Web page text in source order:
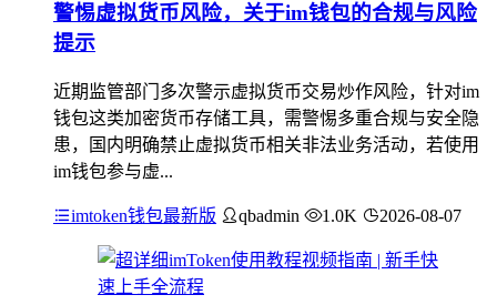
警惕虚拟货币风险，关于im钱包的合规与风险
提示
近期监管部门多次警示虚拟货币交易炒作风险，针对im
钱包这类加密货币存储工具，需警惕多重合规与安全隐
患，国内明确禁止虚拟货币相关非法业务活动，若使用
im钱包参与虚...
imtoken钱包最新版 qbadmin 1.0K 2026-08-07